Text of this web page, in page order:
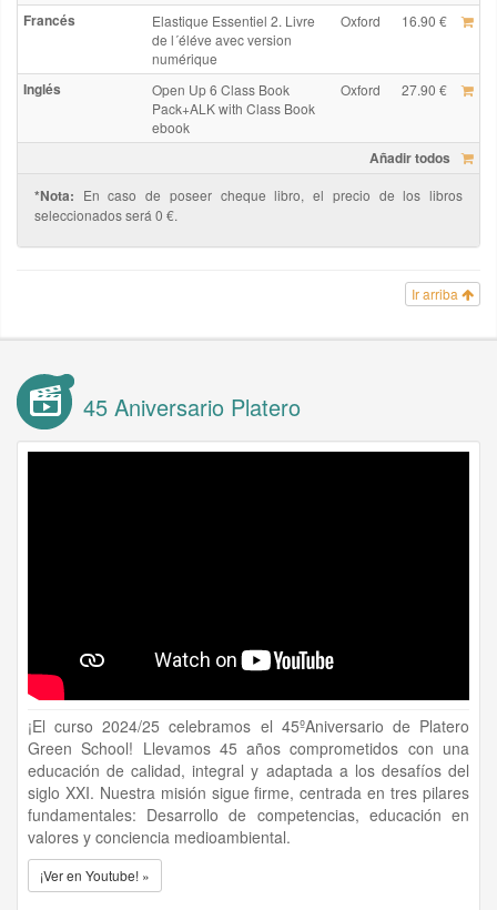
Francés
Elastique Essentiel 2. Livre
de l´éléve avec version
numérique
Oxford 16.90 €
Inglés
Open Up 6 Class Book
Pack+ALK with Class Book
ebook
Oxford 27.90 €
Añadir todos
*Nota: En caso de poseer cheque libro, el precio de los libros
seleccionados será 0 €.
Ir arriba
45 Aniversario Platero
¡El curso 2024/25 celebramos el 45ºAniversario de Platero
Green School! Llevamos 45 años comprometidos con una
educación de calidad, integral y adaptada a los desafíos del
siglo XXI. Nuestra misión sigue firme, centrada en tres pilares
fundamentales: Desarrollo de competencias, educación en
valores y conciencia medioambiental.
¡Ver en Youtube! »